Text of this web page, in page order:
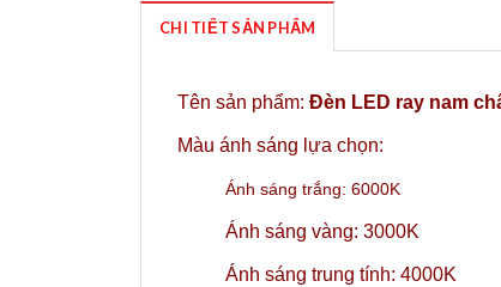
CHI TIẾT SẢN PHẨM
Tên sản phẩm: Đèn LED ray nam
Màu ánh sáng lựa chọn:
Ánh sáng trắng: 6000K
Ánh sáng vàng: 3000K
Ánh sáng trung tính: 4000K